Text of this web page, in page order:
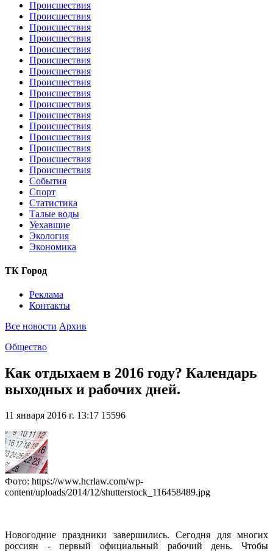
Происшествия
Происшествия
Происшествия
Происшествия
Происшествия
Происшествия
Происшествия
Происшествия
Происшествия
Происшествия
Происшествия
Происшествия
Происшествия
Происшествия
Происшествия
Происшествия
События
Спорт
Статистика
Талые воды
Уехавшие
Экология
Экономика
ТК Город
Реклама
Контакты
Все новости Архив
Общество
Как отдыхаем в 2016 году? Календарь
выходных и рабочих дней.
11 января 2016 г. 13:17 15596
Фото: https://www.hcrlaw.com/wp-
content/uploads/2014/12/shutterstock_116458489.jpg
Новогодние праздники завершились. Сегодня для многих
россиян - первый официальный рабочий день. Чтобы